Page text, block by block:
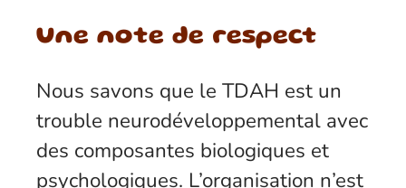
Une note de respect
Nous savons que le TDAH est un
trouble neurodéveloppemental avec
des composantes biologiques et
psychologiques. L’organisation n’est